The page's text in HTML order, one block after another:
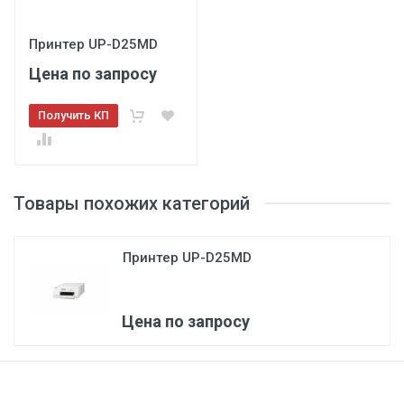
Товары похожих категорий
Принтер UP-D25MD
Цена по запросу
Принтер UP-D25MD
Цена по запросу
Получить КП